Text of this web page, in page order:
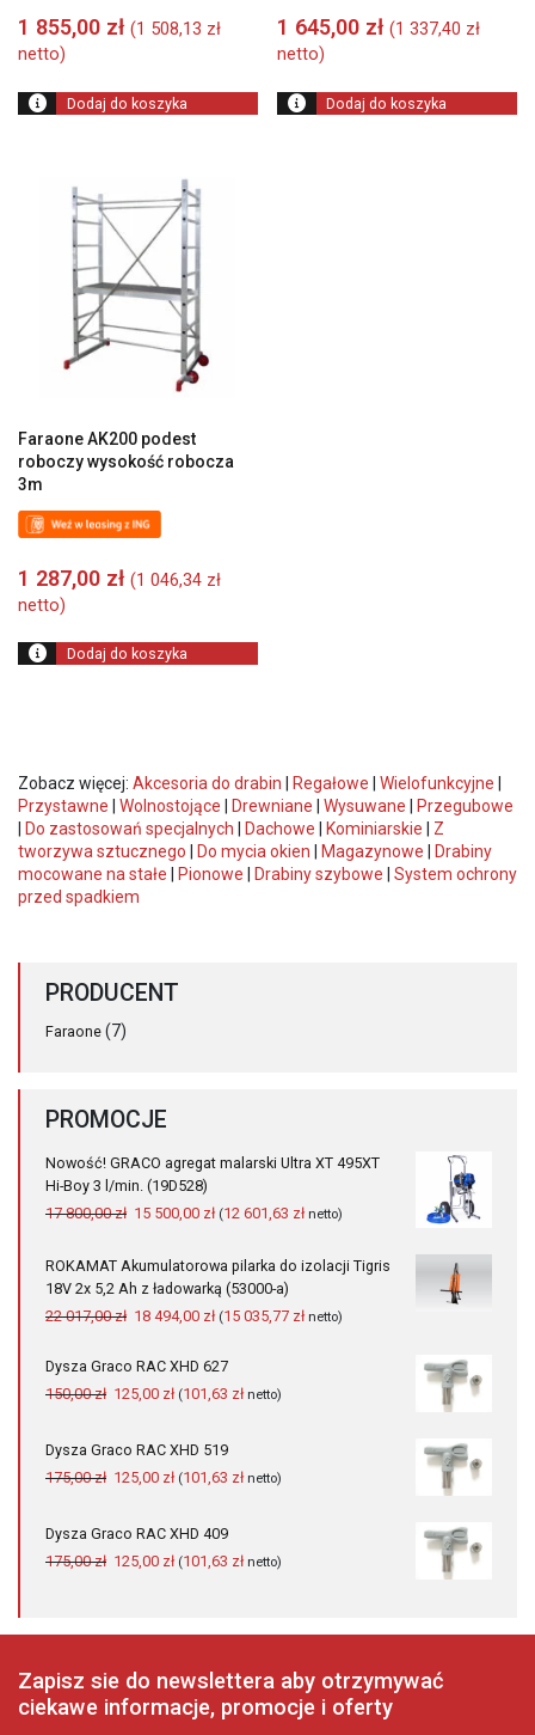
1 855,00 zł (1 508,13 zł
netto)
Dodaj do koszyka
1 645,00 zł (1 337,40 zł
netto)
Dodaj do koszyka
Faraone AK200 podest
roboczy wysokość robocza
3m
1 287,00 zł (1 046,34 zł
netto)
Dodaj do koszyka
Zobacz więcej: Akcesoria do drabin Regałowe Wielofunkcyjne
Przystawne
Wolnostojące Drewniane Wysuwane
Przegubowe
Do zastosowań specjalnych Dachowe Kominiarskie
Z
tworzywa sztucznego
Do mycia okien Magazynowe
Drabiny
mocowane na stałe
Pionowe Drabiny szybowe
System ochrony
przed spadkiem
PRODUCENT
Faraone (7)
PROMOCJE
Nowość! GRACO agregat malarski Ultra XT 495XT
Hi-Boy 3 l/min. (19D528)
17 800,00zł Pierwotna
wynosiła:
17
15 500,00 złAktualna
wynosi:
15
500,00 zł.
(12 601,63 złnetto)
ROKAMAT Akumulatorowa pilarka do izolacji Tigris
18V 2x 5,2 Ah z ładowarką (53000-a)
22 017,00zł Pierwotna
wynosiła:
017,00 zł.
18 494,00 złAktualna
wynosi:
494,00 zł.
(15 035,77 złnetto)
Dysza Graco RAC XHD 627
150,00zł Pierwotna
150,00 zł.
125,00 złAktualna
125,00 zł.
(101,63 złnetto)
Dysza Graco RAC XHD 519
175,00zł Pierwotna
175,00 zł.
125,00 złAktualna
125,00 zł.
(101,63 złnetto)
Dysza Graco RAC XHD 409
175,00zł Pierwotna
125,00 złAktualna
(101,63 złnetto)
Zapisz sie do newslettera aby otrzymywać
ciekawe informacje, promocje i oferty